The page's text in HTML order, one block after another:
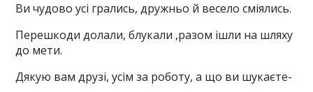
Ви чудово усі грались, дружньо й весело сміялись.
Перешкоди долали, блукали ,разом ішли на шляху
до мети.
Дякую вам друзі, усім за роботу, а що ви шукаєте-